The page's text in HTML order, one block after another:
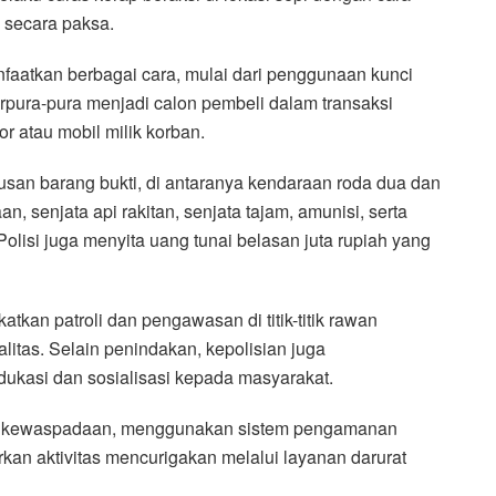
paksa.
berbagai cara, mulai dari penggunaan kunci
pura menjadi calon pembeli dalam transaksi
atau mobil milik korban.
barang bukti, di antaranya kendaraan roda dua dan
senjata api rakitan, senjata tajam, amunisi, serta
juga menyita uang tunai belasan juta rupiah yang
patroli dan pengawasan di titik-titik rawan
Selain penindakan, kepolisian juga
dan sosialisasi kepada masyarakat.
menggunakan sistem pengamanan
aktivitas mencurigakan melalui layanan darurat